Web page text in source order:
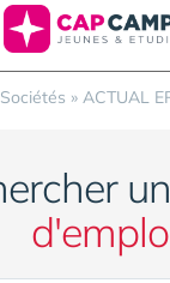
Sociétés » ACTUAL
cookies